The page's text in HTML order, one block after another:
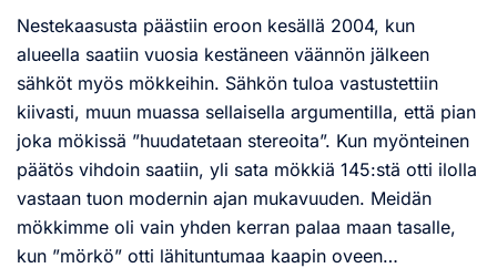
Nestekaasusta päästiin eroon kesällä 2004, kun
alueella saatiin vuosia kestäneen väännön jälkeen
sähköt myös mökkeihin. Sähkön tuloa vastustettiin
kiivasti, muun muassa sellaisella argumentilla, että pian
joka mökissä ”huudatetaan stereoita”. Kun myönteinen
päätös vihdoin saatiin, yli sata mökkiä 145:stä otti ilolla
vastaan tuon modernin ajan mukavuuden. Meidän
mökkimme oli vain yhden kerran palaa maan tasalle,
kun ”mörkö” otti lähituntumaa kaapin oveen…